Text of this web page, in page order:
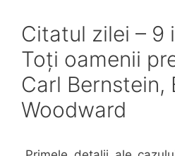
Citatul zilei – 9
Toți oamenii
Carl Bernstein,
Woodward